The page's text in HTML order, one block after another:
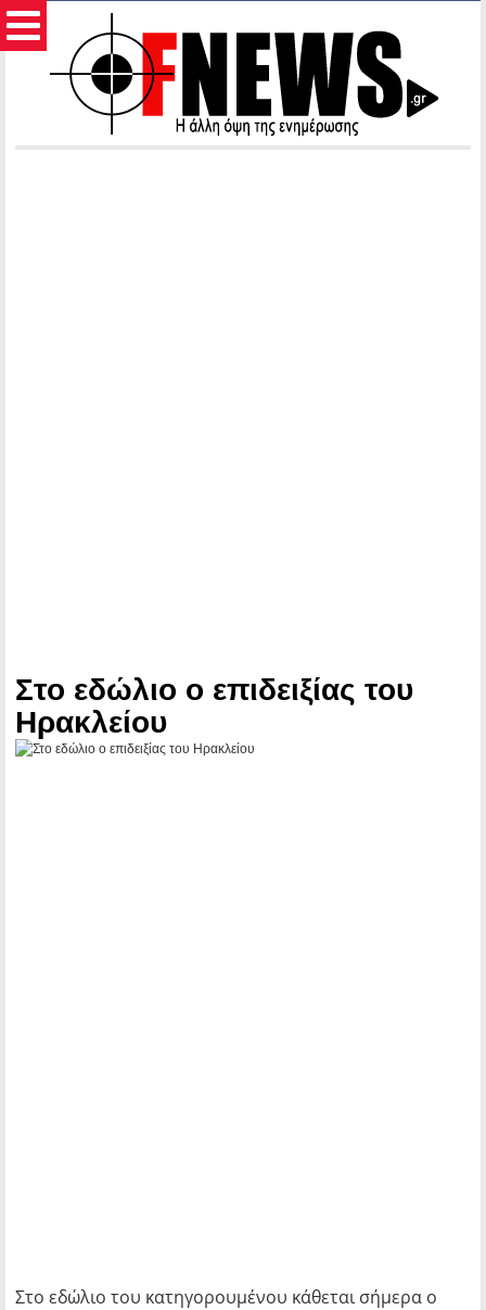
Στο εδώλιο ο επιδειξίας του
Ηρακλείου
Στο εδώλιο του κατηγορουμένου κάθεται σήμερα ο